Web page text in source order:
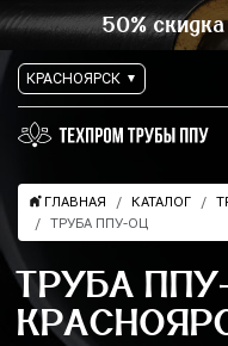
50%
КРАСНОЯРСК
ГЛАВНАЯ КАТАЛОГ
ТРУБА ППУ-ОЦ
ТРУБА